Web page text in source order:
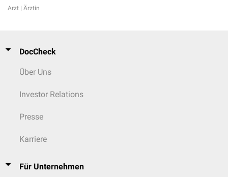
Arzt | Ärztin
DocCheck
Über Uns
Investor Relations
Presse
Karriere
Für Unternehmen